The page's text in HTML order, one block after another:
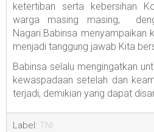
ketertiban serta kebersihan
warga masing masing,
Nagari.Babinsa menyampaikan
menjadi tanggung jawab Kita
Babinsa selalu mengingatkan
kewaspadaan setelah dan
terjadi, demikian yang dapat
Label: TNI